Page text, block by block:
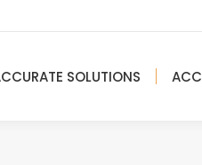
SOLUTIONS